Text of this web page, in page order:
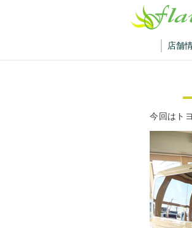
店舗
今回はト